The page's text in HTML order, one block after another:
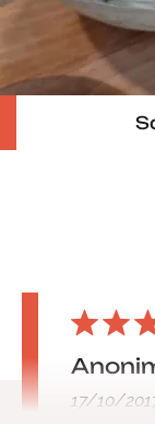
17/10/